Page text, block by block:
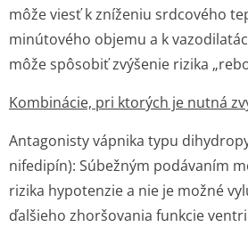
môže viesť k zníženiu srdcového
minútového objemu a k
môže spôsobiť zvýšenie rizika
Kombinácie, pri ktorých je nutná
Antagonisty vápnika typu
nifedipín): Súbežným podávaním
rizika hypotenzie a nie je možné
ďalšieho zhoršovania funkcie